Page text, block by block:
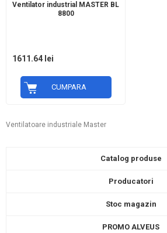
Ventilator industrial MASTER BL
8800
1611.64 lei
CUMPARA
Ventilatoare industriale Master
Catalog produse
Producatori
Stoc magazin
PROMO ALVEUS